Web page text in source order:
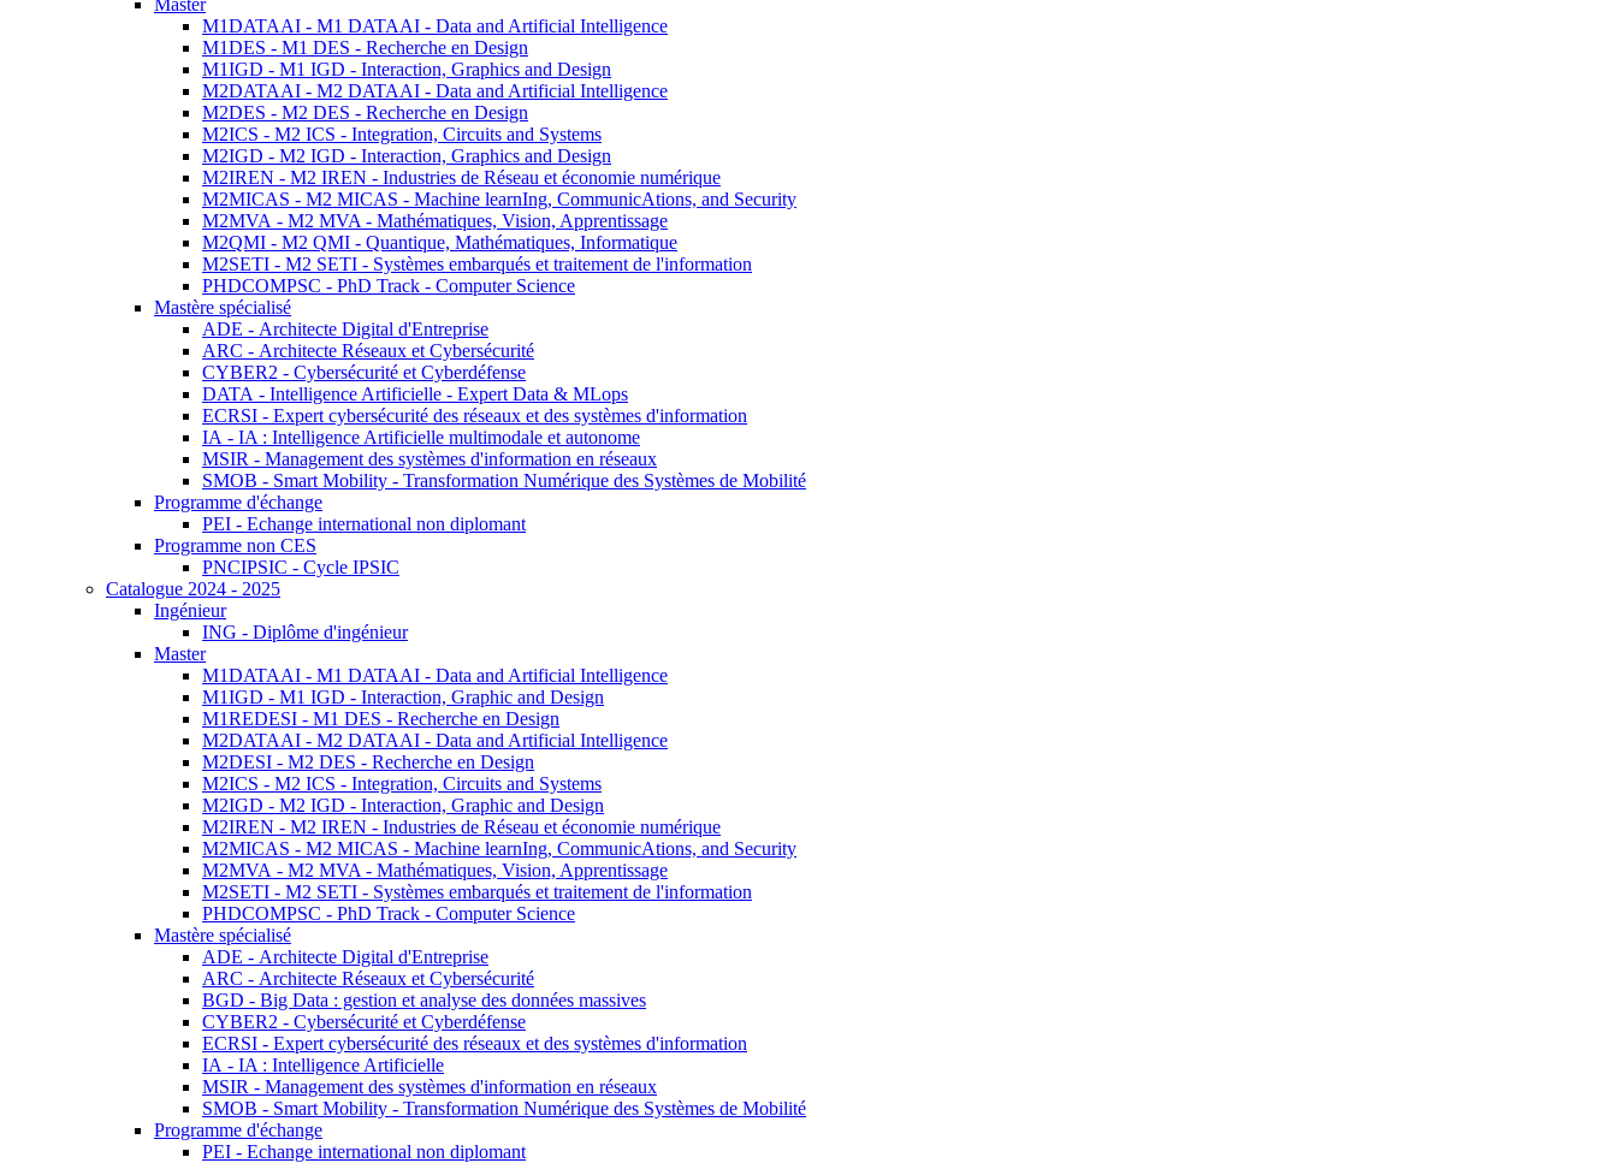
Master
M1DATAAI - M1 DATAAI - Data and Artificial Intelligence
M1DES - M1 DES - Recherche en Design
M1IGD - M1 IGD - Interaction, Graphics and Design
M2DATAAI - M2 DATAAI - Data and Artificial Intelligence
M2DES - M2 DES - Recherche en Design
M2ICS - M2 ICS - Integration, Circuits and Systems
M2IGD - M2 IGD - Interaction, Graphics and Design
M2IREN - M2 IREN - Industries de Réseau et économie numérique
M2MICAS - M2 MICAS - Machine learnIng, CommunicAtions, and Security
M2MVA - M2 MVA - Mathématiques, Vision, Apprentissage
M2QMI - M2 QMI - Quantique, Mathématiques, Informatique
M2SETI - M2 SETI - Systèmes embarqués et traitement de l'information
PHDCOMPSC - PhD Track - Computer Science
Mastère spécialisé
ADE - Architecte Digital d'Entreprise
ARC - Architecte Réseaux et Cybersécurité
CYBER2 - Cybersécurité et Cyberdéfense
DATA - Intelligence Artificielle - Expert Data & MLops
ECRSI - Expert cybersécurité des réseaux et des systèmes d'information
IA - IA : Intelligence Artificielle multimodale et autonome
MSIR - Management des systèmes d'information en réseaux
SMOB - Smart Mobility - Transformation Numérique des Systèmes de Mobilité
Programme d'échange
PEI - Echange international non diplomant
Programme non CES
PNCIPSIC - Cycle IPSIC
Catalogue 2024 - 2025
Ingénieur
ING - Diplôme d'ingénieur
Master
M1DATAAI - M1 DATAAI - Data and Artificial Intelligence
M1IGD - M1 IGD - Interaction, Graphic and Design
M1REDESI - M1 DES - Recherche en Design
M2DATAAI - M2 DATAAI - Data and Artificial Intelligence
M2DESI - M2 DES - Recherche en Design
M2ICS - M2 ICS - Integration, Circuits and Systems
M2IGD - M2 IGD - Interaction, Graphic and Design
M2IREN - M2 IREN - Industries de Réseau et économie numérique
M2MICAS - M2 MICAS - Machine learnIng, CommunicAtions, and Security
M2MVA - M2 MVA - Mathématiques, Vision, Apprentissage
M2SETI - M2 SETI - Systèmes embarqués et traitement de l'information
PHDCOMPSC - PhD Track - Computer Science
Mastère spécialisé
ADE - Architecte Digital d'Entreprise
ARC - Architecte Réseaux et Cybersécurité
BGD - Big Data : gestion et analyse des données massives
CYBER2 - Cybersécurité et Cyberdéfense
ECRSI - Expert cybersécurité des réseaux et des systèmes d'information
IA - IA : Intelligence Artificielle
MSIR - Management des systèmes d'information en réseaux
SMOB - Smart Mobility - Transformation Numérique des Systèmes de Mobilité
Programme d'échange
PEI - Echange international non diplomant